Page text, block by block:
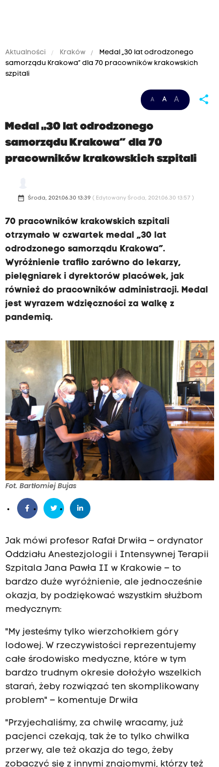
Aktualności Kraków
Medal „30 lat odrodzonego
samorządu Krakowa” dla 70 pracowników krakowskich
szpitali
A A A share
Medal „30 lat odrodzonego
samorządu Krakowa” dla 70
pracowników krakowskich szpitali
date_range Środa, 2021.06.30 13:39 ( Edytowany Środa, 2021.06.30 13:57 )
70 pracowników krakowskich szpitali
otrzymało w czwartek medal „30 lat
odrodzonego samorządu Krakowa”.
Wyróżnienie trafiło zarówno do lekarzy,
pielęgniarek i dyrektorów placówek, jak
również do pracowników administracji. Medal
jest wyrazem wdzięczności za walkę z
pandemią.
Fot. Bartłomiej Bujas
Jak mówi profesor Rafał Drwiła – ordynator
Oddziału Anestezjologii i Intensywnej Terapii
Szpitala Jana Pawła II w Krakowie – to
bardzo duże wyróżnienie, ale jednocześnie
okazja, by podziękować wszystkim służbom
medycznym:
"My jesteśmy tylko wierzchołkiem góry
lodowej. W rzeczywistości reprezentujemy
całe środowisko medyczne, które w tym
bardzo trudnym okresie dołożyło wszelkich
starań, żeby rozwiązać ten skomplikowany
problem" – komentuje Drwiła
"Przyjechaliśmy, za chwilę wracamy, już
pacjenci czekają, tak że to tylko chwilka
przerwy, ale też okazja do tego, żeby
zobaczyć się z innymi znajomymi, którzy też